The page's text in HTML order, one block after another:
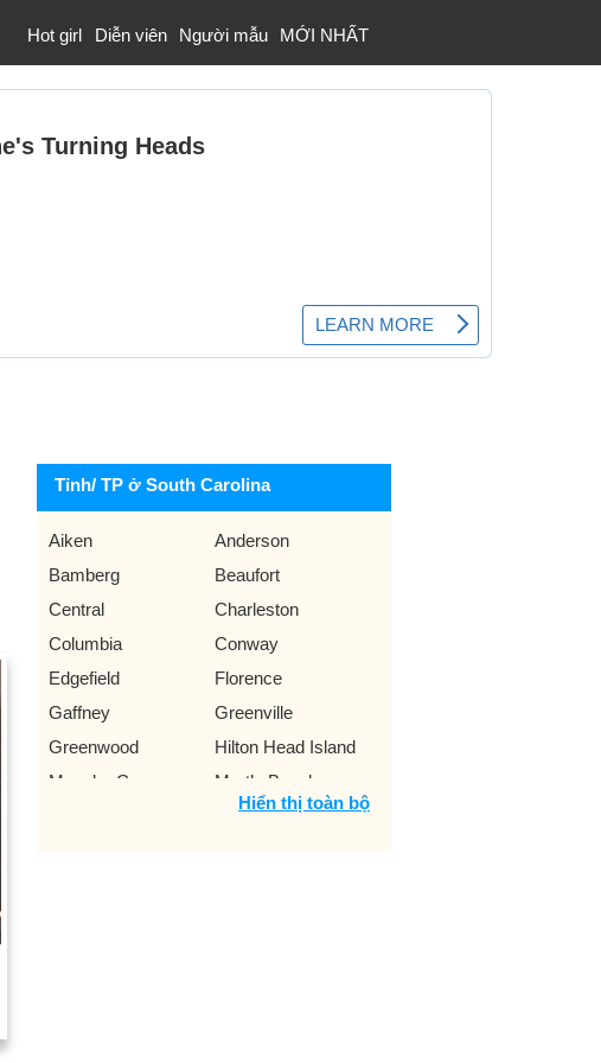
Hot girl Diễn viên Người mẫu MỚI NHẤT
Tỉnh/ TP ở South Carolina
Aiken
Anderson
Bamberg
Beaufort
Central
Charleston
Columbia
Conway
Edgefield
Florence
Gaffney
Greenville
Greenwood
Hilton Head Island
Moncks Corner
Myrtle Beach
Rock Hill
Hiển thị toàn bộ